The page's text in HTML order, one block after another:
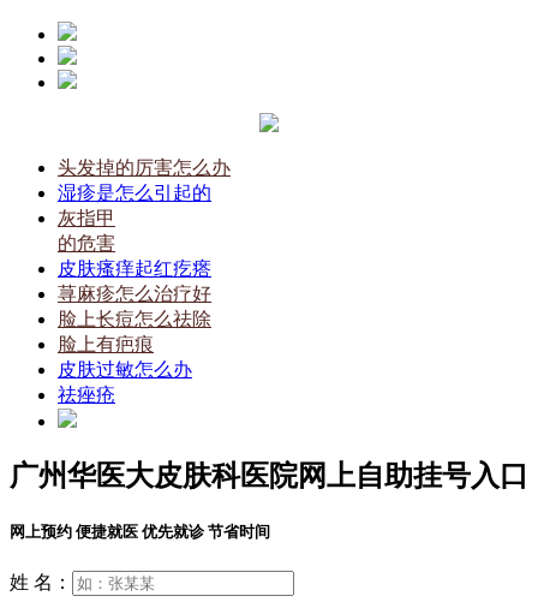
头发掉的厉害怎么办
湿疹是怎么引起的
灰指甲
的危害
皮肤瘙痒起红疙瘩
荨麻疹怎么治疗好
脸上长痘怎么祛除
脸上有疤痕
皮肤过敏怎么办
祛痤疮
广州华医大皮肤科医院网上自助挂号入口
网上预约 便捷就医 优先就诊 节省时间
姓 名：